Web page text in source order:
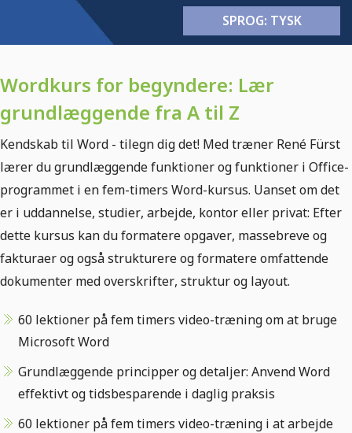
SPROG: TYSK
Wordkurs for begyndere: Lær
grundlæggende fra A til Z
Kendskab til Word - tilegn dig det! Med træner René Fürst
lærer du grundlæggende funktioner og funktioner i Office-
programmet i en fem-timers Word-kursus. Uanset om det
er i uddannelse, studier, arbejde, kontor eller privat: Efter
dette kursus kan du formatere opgaver, massebreve og
fakturaer og også strukturere og formatere omfattende
dokumenter med overskrifter, struktur og layout.
60 lektioner på fem timers video-træning om at bruge
Microsoft Word
Grundlæggende principper og detaljer: Anvend Word
effektivt og tidsbesparende i daglig praksis
60 lektioner på fem timers video-træning i at arbejde